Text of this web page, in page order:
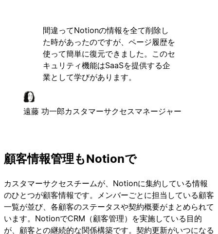
間違ってNotionの情報を全て削除し
た時があったのですが、ページ履歴を
使って簡単に復元できました。このセ
キュリティ機能はSaaSを提供する企
業として学びがあります。
遠藤 功一郎カスタマーサクセスマネージャー
顧客情報管理もNotionで
カスタマーサクセスチームが、Notionに集約している情報
のひとつが顧客情報です。メンバーごとに担当している顧客
一覧が並び、各顧客のステータスや契約概要がまとめられて
います。NotionでCRM（顧客管理）を実施している目的
が、顧客との継続的な関係構築です。契約更新がいつになる